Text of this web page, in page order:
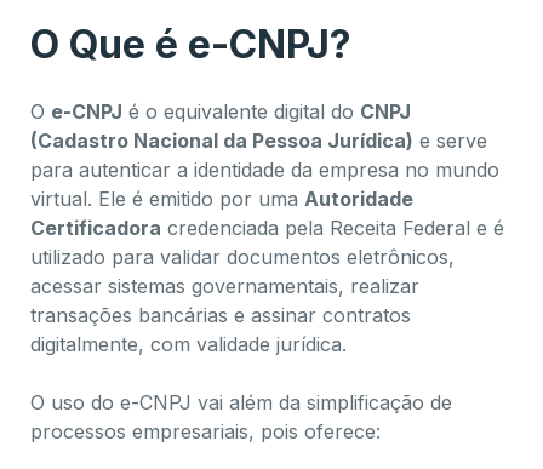
O Que é e-CNPJ?
O e-CNPJ é o equivalente digital do CNPJ
(Cadastro Nacional da Pessoa Jurídica) e serve
para autenticar a identidade da empresa no mundo
virtual. Ele é emitido por uma Autoridade
Certificadora credenciada pela Receita Federal e é
utilizado para validar documentos eletrônicos,
acessar sistemas governamentais, realizar
transações bancárias e assinar contratos
digitalmente, com validade jurídica.
O uso do e-CNPJ vai além da simplificação de
processos empresariais, pois oferece: